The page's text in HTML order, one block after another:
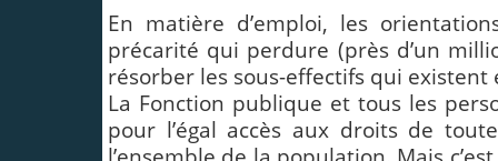
En matière d’emploi, les
précarité qui perdure (près d’un
résorber les sous-effectifs qui existent
La Fonction publique et tous les
pour l’égal accès aux droits de